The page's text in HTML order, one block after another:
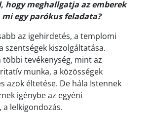
hogy meghallgatja az emberek
egy parókus feladata?
az igehirdetés, a templomi
szentségek kiszolgáltatása.
többi tevékenység, mint az
munka, a közösségek
azok éltetése. De hála Istennek
igénybe az egyéni
a lelkigondozás.